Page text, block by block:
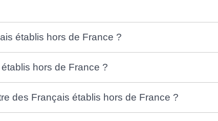
établis hors de France ?
hors de France ?
des Français établis hors de France ?